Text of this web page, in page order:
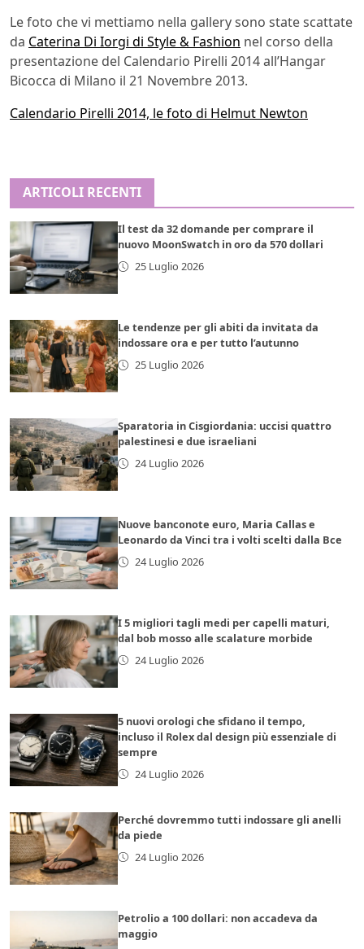
Le foto che vi mettiamo nella gallery sono state scattate
da Caterina Di Iorgi di Style & Fashion nel corso della
presentazione del Calendario Pirelli 2014 all’Hangar
Bicocca di Milano il 21 Novembre 2013.
Calendario Pirelli 2014, le foto di Helmut Newton
ARTICOLI RECENTI
Il test da 32 domande per comprare il
nuovo MoonSwatch in oro da 570 dollari
25 Luglio 2026
Le tendenze per gli abiti da invitata da
indossare ora e per tutto l’autunno
25 Luglio 2026
Sparatoria in Cisgiordania: uccisi quattro
palestinesi e due israeliani
24 Luglio 2026
Nuove banconote euro, Maria Callas e
Leonardo da Vinci tra i volti scelti dalla Bce
24 Luglio 2026
I 5 migliori tagli medi per capelli maturi,
dal bob mosso alle scalature morbide
24 Luglio 2026
5 nuovi orologi che sfidano il tempo,
incluso il Rolex dal design più essenziale di
sempre
24 Luglio 2026
Perché dovremmo tutti indossare gli anelli
da piede
24 Luglio 2026
Petrolio a 100 dollari: non accadeva da
maggio